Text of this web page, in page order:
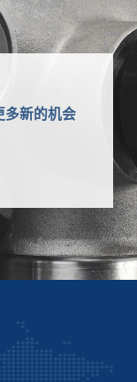
多新的机会